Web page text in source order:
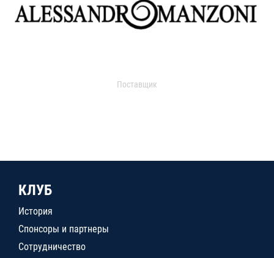
Поставщик
КЛУБ
История
Спонсоры и партнеры
Сотрудничество